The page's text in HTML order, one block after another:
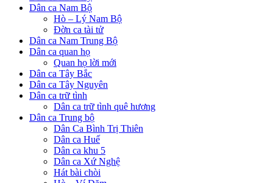
Dân ca Nam Bộ
Hò – Lý Nam Bộ
Đờn ca tài tử
Dân ca Nam Trung Bộ
Dân ca quan họ
Quan họ lời mới
Dân ca Tây Bắc
Dân ca Tây Nguyên
Dân ca trữ tình
Dân ca trữ tình quê hương
Dân ca Trung bộ
Dân Ca Bình Trị Thiên
Dân ca Huế
Dân ca khu 5
Dân ca Xứ Nghệ
Hát bài chòi